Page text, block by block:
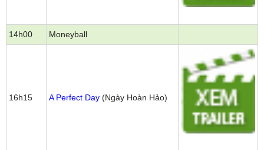
14h00 Moneyball
16h15 A Perfect Day (Ngày Hoàn Hảo)